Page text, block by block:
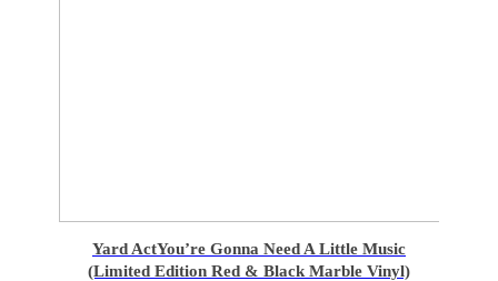
Yard ActYou’re Gonna Need A Little Music
(Limited Edition Red & Black Marble Vinyl)